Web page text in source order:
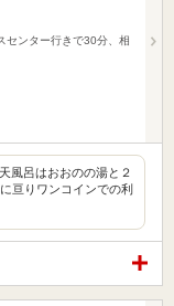
センター行きで30分、相
風呂はおおのの湯と２
亘りワンコインでの利